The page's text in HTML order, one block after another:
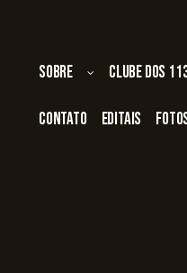
Sobre Clube dos
Contato Editais